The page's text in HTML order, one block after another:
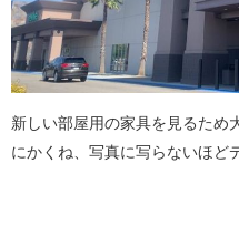
新しい部屋用の家具を見るため
にかくね、写真に写らないほど